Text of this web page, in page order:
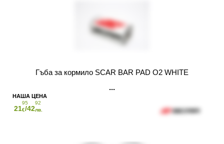
Гъба за кормило SCAR BAR PAD O2 WHITE
21
95
€/42
92
лв.